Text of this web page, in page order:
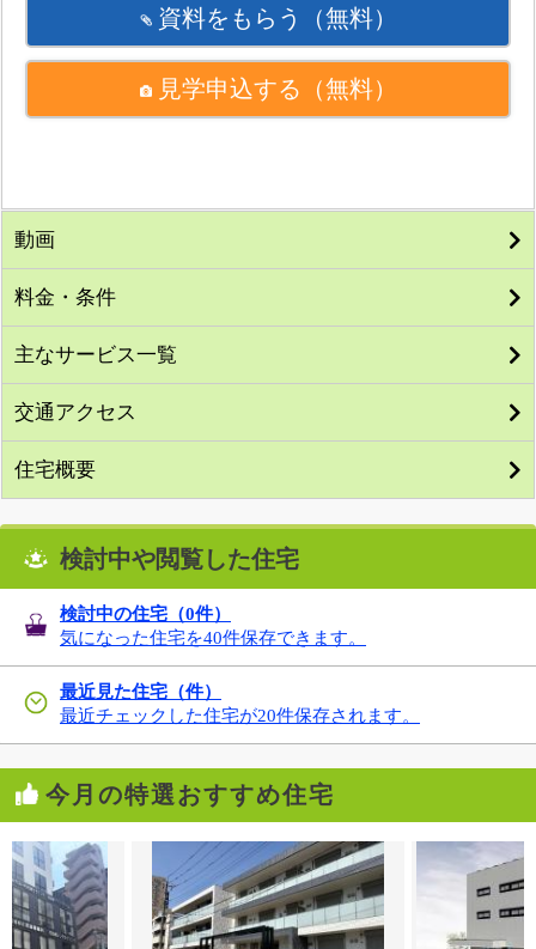
資料をもらう （無料）
見学申込する （無料）
動画
料金・条件
主なサービス一覧
交通アクセス
住宅概要
検討中や閲覧した住宅
検討中の住宅（0件）
気になった住宅を40件保存できます。
最近見た住宅（件）
最近チェックした住宅が20件保存されます。
今月の特選おすすめ住宅